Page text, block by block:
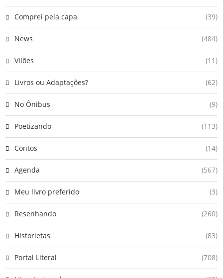
Comprei pela capa (39)
News (484)
Vilões (11)
Livros ou Adaptações? (62)
No Ônibus (9)
Poetizando (113)
Contos (14)
Agenda (567)
Meu livro preferido (3)
Resenhando (260)
Historietas (83)
Portal Literal (708)